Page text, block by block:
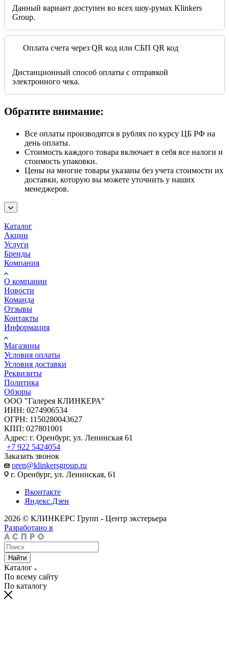
Данный вариант доступен во всех шоу-румах Klinkers
Group.
Оплата счета через QR код или СБП QR код
Дистанционный способ оплаты с отправкой
электронного чека.
Обратите внимание:
Все оплаты производятся в рублях по курсу ЦБ РФ на
день оплаты.
Стоимость каждого товара включает в себя все налоги и
стоимость упаковки.
Цены на многие товары указаны без учета стоимости их
доставки, которую вы можете уточнить у наших
менеджеров.
Каталог
Акции
Услуги
Бренды
Компания
О компании
Новости
Команда
Отзывы
Контакты
Информация
Магазины
Условия оплаты
Условия доставки
Реквизиты
Политика
Обзоры
ООО "Галерея КЛИНКЕРА"
ИНН: 0274906534
ОГРН: 1150280043627
КПП: 027801001
Адрес: г. Оренбург, ул. Ленинская 61
+7 922 5424054
Заказать звонок
oren@klinkersgroup.ru
г. Оренбург, ул. Ленинская, 61
Вконтакте
Яндекс.Дзен
2026 © КЛИНКЕРС Групп - Центр экстерьера
Разработано в
Найти
Каталог
По всему сайту
По каталогу